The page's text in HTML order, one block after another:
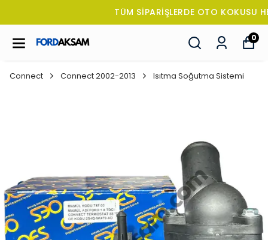
TÜM SİPARİŞLERDE OTO KOKUSU HEDİYE!
0
Connect Connect 2002-2013 Isıtma Soğutma Sistemi